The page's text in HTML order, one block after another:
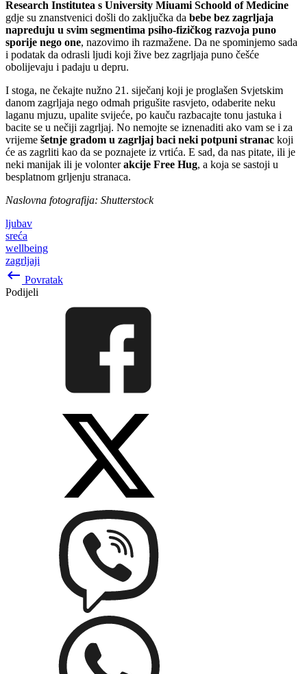
Research Institutea s University Miuami Schoold of Medicine
gdje su znanstvenici došli do zaključka da bebe bez zagrljaja
napreduju u svim segmentima psiho-fizičkog razvoja puno
sporije nego one, nazovimo ih razmažene. Da ne spominjemo sada
i podatak da odrasli ljudi koji žive bez zagrljaja puno češće
obolijevaju i padaju u depru.
I stoga, ne čekajte nužno 21. siječanj koji je proglašen Svjetskim
danom zagrljaja nego odmah prigušite rasvjeto, odaberite neku
laganu mjuzu, upalite svijeće, po kauču razbacajte tonu jastuka i
bacite se u nečiji zagrljaj. No nemojte se iznenaditi ako vam se i za
vrijeme šetnje gradom u zagrljaj baci neki potpuni stranac koji
će as zagrliti kao da se poznajete iz vrtića. E sad, da nas pitate, ili je
neki manijak ili je volonterakcije Free Hug, a koja se sastoji u
besplatnom grljenju stranaca.
Naslovna fotografija: Shutterstock
ljubav
sreća
wellbeing
zagrljaji
keyboard_backspace Povratak
Podijeli